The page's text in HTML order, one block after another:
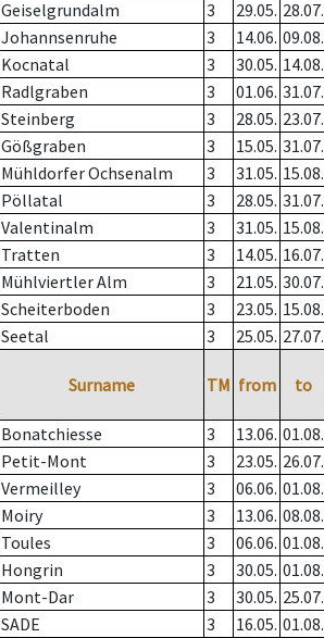
Geiselgrundalm 3 29.05. 28.07.
Johannsenruhe 3 14.06. 09.08.
Kocnatal 3 30.05. 14.08.
Radlgraben 3 01.06. 31.07.
Steinberg 3 28.05. 23.07.
Gößgraben 3 15.05. 31.07.
Mühldorfer Ochsenalm 3 31.05. 15.08.
Pöllatal 3 28.05. 31.07.
Valentinalm 3 31.05. 15.08.
Tratten 3 14.05. 16.07.
Mühlviertler Alm 3 21.05. 30.07.
Scheiterboden 3 23.05. 15.08.
Seetal 3 25.05. 27.07.
Surname TM from to
Bonatchiesse 3 13.06. 01.08.
Petit-Mont 3 23.05. 26.07.
Vermeilley 3 06.06. 01.08.
Moiry 3 13.06. 08.08.
Toules 3 06.06. 01.08.
Hongrin 3 30.05. 01.08.
Mont-Dar 3 30.05. 25.07.
SADE 3 16.05. 01.08.